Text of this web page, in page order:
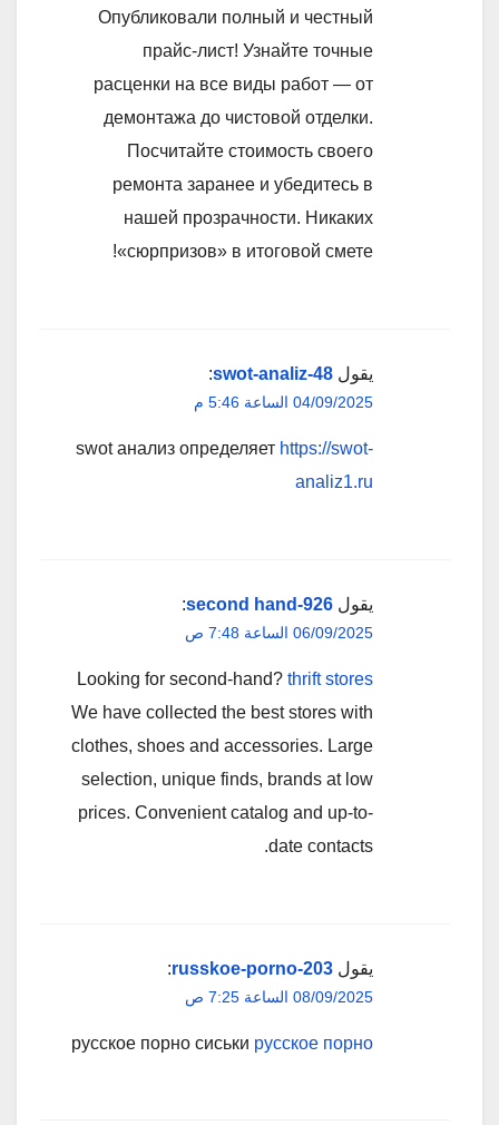
Опубликовали полный и честный
прайс-лист! Узнайте точные
расценки на все виды работ — от
демонтажа до чистовой отделки.
Посчитайте стоимость своего
ремонта заранее и убедитесь в
нашей прозрачности. Никаких
«сюрпризов» в итоговой смете!
يقول swot-analiz-48
:
04/09/2025 الساعة 5:46 م
swot анализ определяет https://swot-
analiz1.ru
يقول second hand-926
:
06/09/2025 الساعة 7:48 ص
Looking for second-hand? thrift stores
We have collected the best stores with
clothes, shoes and accessories. Large
selection, unique finds, brands at low
prices. Convenient catalog and up-to-
date contacts.
يقول russkoe-porno-203
:
08/09/2025 الساعة 7:25 ص
русское порно сиськи русское порно